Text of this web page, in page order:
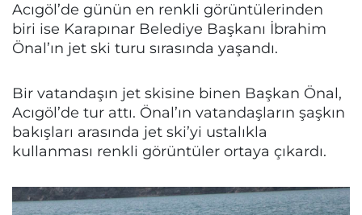
Acıgöl’de günün en renkli görüntülerinden
biri ise Karapınar Belediye Başkanı İbrahim
Önal’ın jet ski turu sırasında yaşandı.
Bir vatandaşın jet skisine binen Başkan Önal,
Acıgöl’de tur attı. Önal’ın vatandaşların şaşkın
bakışları arasında jet ski’yi ustalıkla
kullanması renkli görüntüler ortaya çıkardı.